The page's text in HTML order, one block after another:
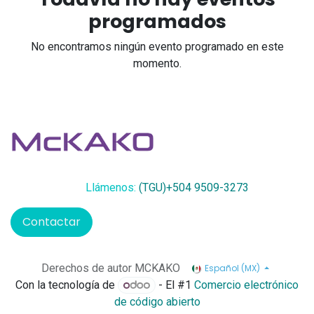
programados
No encontramos ningún evento programado en este
momento.
Llámenos: (TGU)+504 9509-3273
Contactar
Derechos de autor MCKAKO Español (MX)
Con la tecnología de - El #1Comercio electrónico
de código abierto